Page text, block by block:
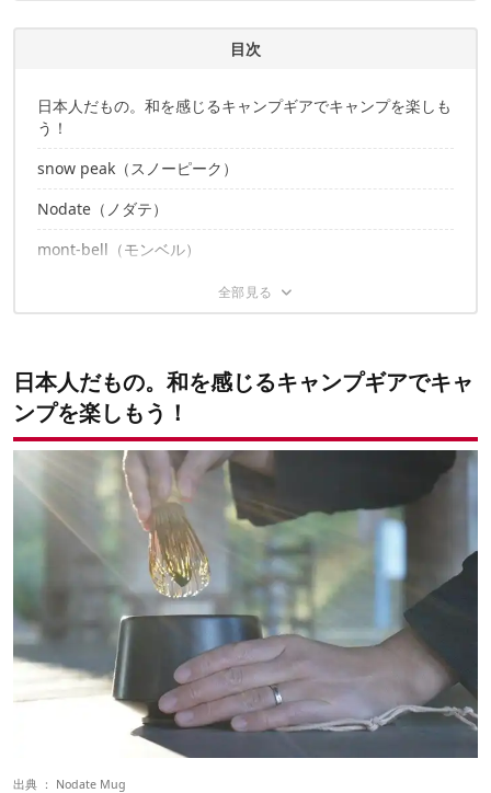
CAMP HACK編集部のプロフィール
目次
日本人だもの。和を感じるキャンプギアでキャンプを楽しも
う！
snow peak（スノーピーク）
Nodate（ノダテ）
mont-bell（モンベル）
日本人だもの。和を感じるキャンプギアでキャ
ンプを楽しもう！
出典 ： Nodate Mug